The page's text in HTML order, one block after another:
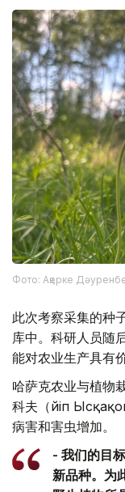
Фото: Ақерке
此次考察采集的种
库中。科研人员随
能对农业生产具有
哈萨克农业与植物
科夫（Әйіп
病害和害虫增加。
- 我们的目
新品种。为